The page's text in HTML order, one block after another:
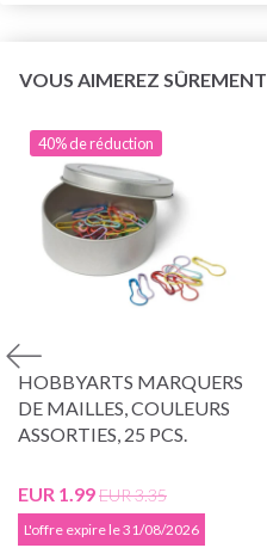
VOUS AIMEREZ SÛREMENT
40% de réduction
HOBBYARTS MARQUERS
DE MAILLES, COULEURS
ASSORTIES, 25 PCS.
EUR 1.99EUR 3.35
L'offre expire le 31/08/2026